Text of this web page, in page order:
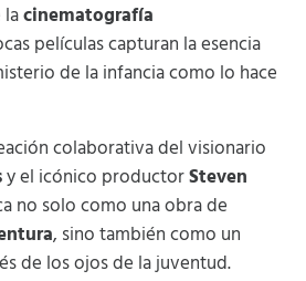
cinematografía
películas capturan la esencia
de la infancia como lo hace
colaborativa del visionario
y el icónico productorSteven
no solo como una obra de
, sino también como un
de los ojos de la juventud.